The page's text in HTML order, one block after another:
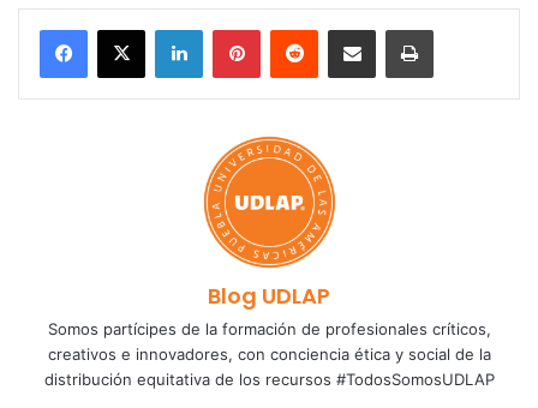
LinkedInPinterestReddit Share via Email Print
Blog UDLAP
Somos partícipes de la formación de profesionales críticos,
creativos e innovadores, con conciencia ética y social de la
distribución equitativa de los recursos #TodosSomosUDLAP